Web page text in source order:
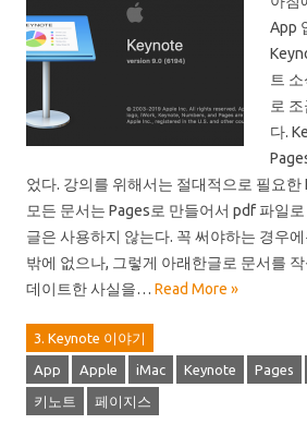
App
트
로
다.
었다. 강의를 위해서는 절대적으로 필요한
모든 문서는 Pages로 만들어서 pdf 파일
글은 사용하지 않는다. 꼭 써야하는 경우
밖에 없으나, 그렇게 아래한글로 문서를
데이트한 사실을… Read More »
3. Keynote 이야기
App Apple iMac Keynote Pages
키노트 페이지스